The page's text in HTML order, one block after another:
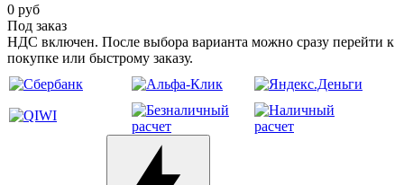
0 руб
Под заказ
НДС включен. После выбора варианта можно сразу перейти к
покупке или быстрому заказу.